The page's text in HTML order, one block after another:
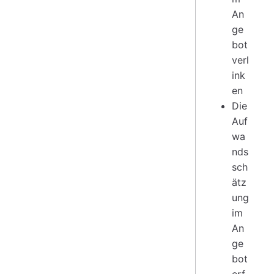
An
ge
bot
verl
ink
en
Die
Auf
wa
nds
sch
ätz
ung
im
An
ge
bot